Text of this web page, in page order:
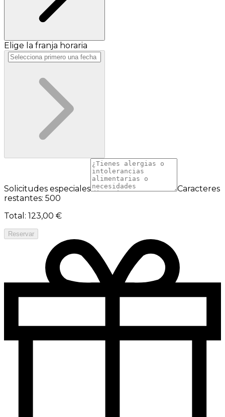
Elige la franja horaria
Solicitudes especiales
Caracteres
restantes: 500
Total : 123,00 €
Reservar